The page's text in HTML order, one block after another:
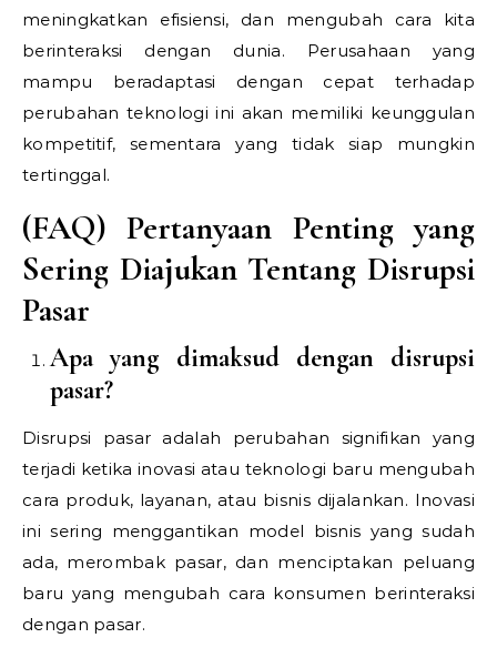
meningkatkan efisiensi, dan mengubah cara kita
berinteraksi dengan dunia. Perusahaan yang
mampu beradaptasi dengan cepat terhadap
perubahan teknologi ini akan memiliki keunggulan
kompetitif, sementara yang tidak siap mungkin
tertinggal.
(FAQ) Pertanyaan Penting yang
Sering Diajukan Tentang Disrupsi
Pasar
Apa yang dimaksud dengan disrupsi
pasar?
Disrupsi pasar adalah perubahan signifikan yang
terjadi ketika inovasi atau teknologi baru mengubah
cara produk, layanan, atau bisnis dijalankan. Inovasi
ini sering menggantikan model bisnis yang sudah
ada, merombak pasar, dan menciptakan peluang
baru yang mengubah cara konsumen berinteraksi
dengan pasar.